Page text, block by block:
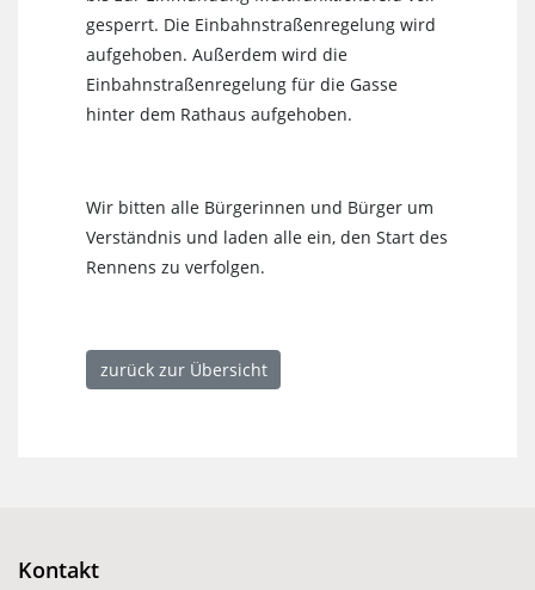
gesperrt. Die Einbahnstraßenregelung wird
aufgehoben. Außerdem wird die
Einbahnstraßenregelung für die Gasse
hinter dem Rathaus aufgehoben.
Wir bitten alle Bürgerinnen und Bürger um
Verständnis und laden alle ein, den Start des
Rennens zu verfolgen.
zurück zur Übersicht
Kontakt